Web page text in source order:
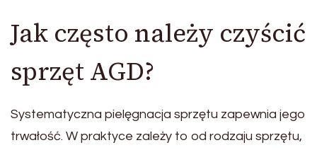
Jak często należy czyścić
sprzęt AGD?
Systematyczna pielęgnacja sprzętu zapewnia jego
trwałość. W praktyce zależy to od rodzaju sprzętu,